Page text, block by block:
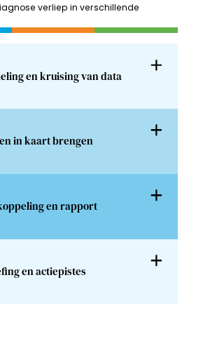
verliep in verschillende
en kruising van data
in kaart brengen
en rapport
en actiepistes